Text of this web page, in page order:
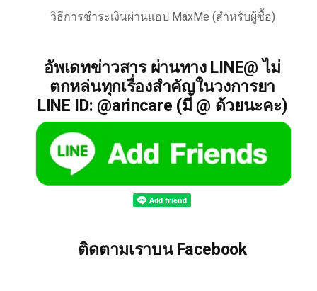
วิธีการชำระเงินผ่านแอป MaxMe (สำหรับผู้ซื้อ)
อัพเดทข่าวสาร ผ่านทาง LINE@ ไม่
ตกหล่นทุกเรื่องสำคัญในวงการยา
LINE ID: @arincare (มี @ ด้วยนะคะ)
ติดตามเราบน Facebook